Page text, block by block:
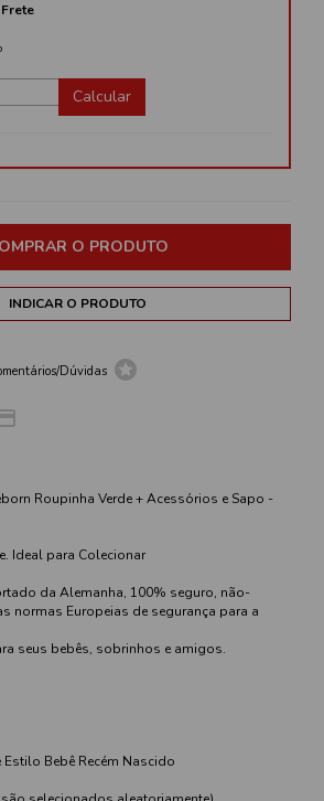
Calcular
Dúvidas 
Roupinha Verde + Acessórios e Sapo -
Ideal para Colecionar
da Alemanha, 100% seguro, não-
normas Europeias de segurança para a
seus bebês, sobrinhos e amigos.
Estilo Bebê Recém Nascido